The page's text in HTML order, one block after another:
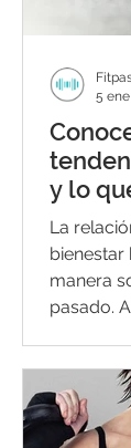
y lo
La
bienestar
manera
pasado.
5 ene